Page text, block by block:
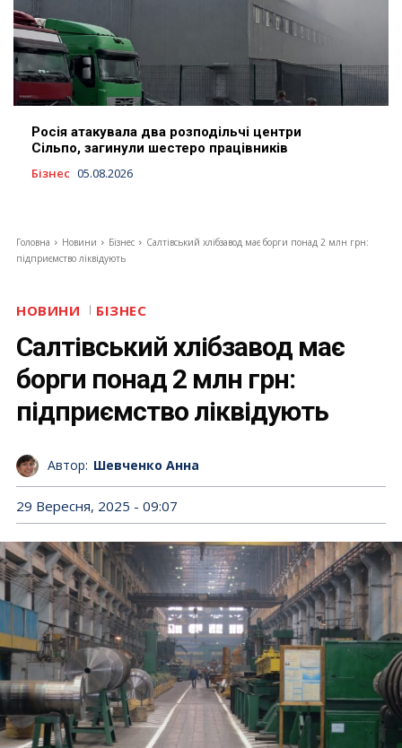
Росія атакувала два розподільчі центри
Сільпо, загинули шестеро працівників
Бізнес 05.08.2026